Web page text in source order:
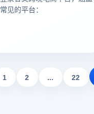
见的平台：
1 2 ... 22